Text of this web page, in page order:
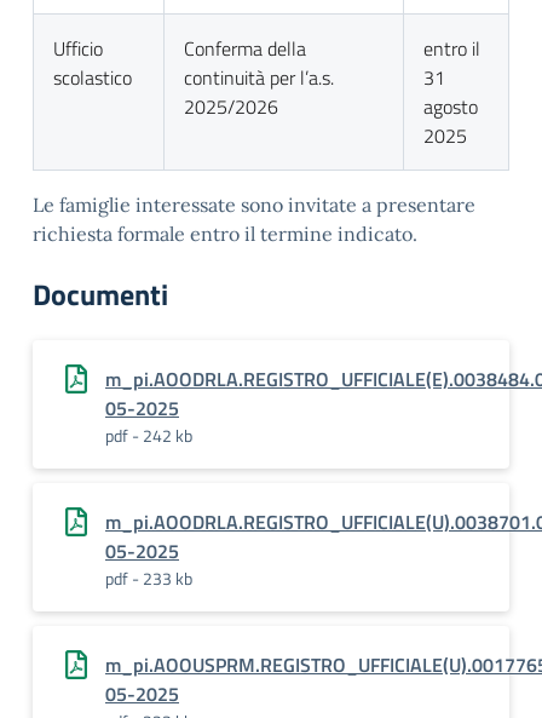
Ufficio
scolastico
Conferma della
continuità per l’a.s.
2025/2026
entro il
31
agosto
2025
Le famiglie interessate sono invitate a presentare
richiesta formale entro il termine indicato.
Documenti
05-2025
pdf - 242 kb
05-2025
pdf - 233 kb
05-2025